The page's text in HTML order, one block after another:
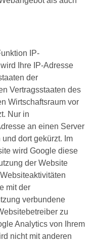
IP-
Ihre IP-Adresse
der
Vertragsstaaten des
Wirtschaftsraum vor
Nur in
an einen Server
dort gekürzt. Im
wird Google diese
der Website
mit der
verbundene
zu
Analytics von Ihrem
nicht mit anderen